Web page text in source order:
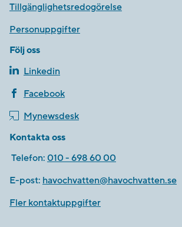
Tillgänglighetsredogörelse
Personuppgifter
Följ oss
Linkedin
Facebook
Mynewsdesk
Kontakta oss
Telefon: 010 - 698 60 00
E-post: havochvatten@havochvatten.se
Fler kontaktuppgifter